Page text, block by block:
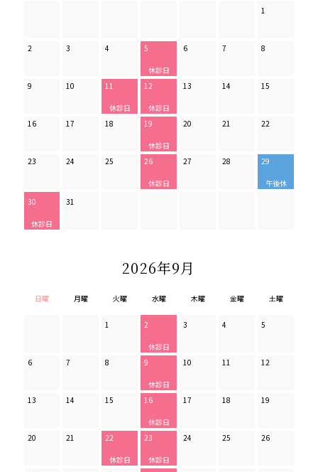
1
2 3 4 5 6 7 8
9 10 11 12 13 14 15
16 17 18 19 20 21 22
23 24 25 26 27 28 29
30 31
2026年9月
日曜 月曜 火曜 水曜 木曜 金曜 土曜
1 2 3 4 5
6 7 8 9 10 11 12
13 14 15 16 17 18 19
20 21 22 23 24 25 26